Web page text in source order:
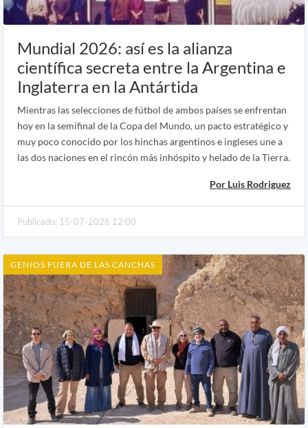
Mundial 2026: así es la alianza
científica secreta entre la Argentina e
Inglaterra en la Antártida
Mientras las selecciones de fútbol de ambos países se enfrentan
hoy en la semifinal de la Copa del Mundo, un pacto estratégico y
muy poco conocido por los hinchas argentinos e ingleses une a
las dos naciones en el rincón más inhóspito y helado de la Tierra.
Por Luis Rodriguez
Publicado: 15-07-2026 12:00
GENIOS FUERA DE LAS CANCHAS